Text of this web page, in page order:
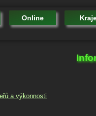
Online
a výkonnosti